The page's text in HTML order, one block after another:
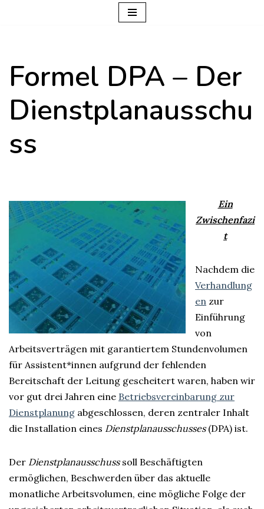
springen
Formel DPA – Der
Dienstplanausschu
ss
Ein
Zwischenfazi
t
Nachdem die
Verhandlung
en zur
Einführung
von
Arbeitsverträgen mit garantiertem Stundenvolumen
für Assistent*innen aufgrund der fehlenden
Bereitschaft der Leitung gescheitert waren, haben wir
vor gut drei Jahren eine Betriebsvereinbarung zur
Dienstplanung abgeschlossen, deren zentraler Inhalt
die Installation eines Dienstplanausschusses(DPA) ist.
Der Dienstplanausschusssoll Beschäftigten
ermöglichen, Beschwerden über das aktuelle
monatliche Arbeitsvolumen, eine mögliche Folge der